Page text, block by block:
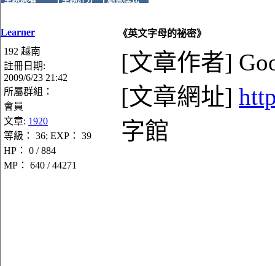
Learner
《英文字母的祕密》
192 越南
註冊日期:
2009/6/23 21:42
所屬群組：
會員
文章: 1920
等級： 36; EXP： 39
HP： 0 / 884
MP： 640 / 44271
[文章作者]
[文章網址]
字館